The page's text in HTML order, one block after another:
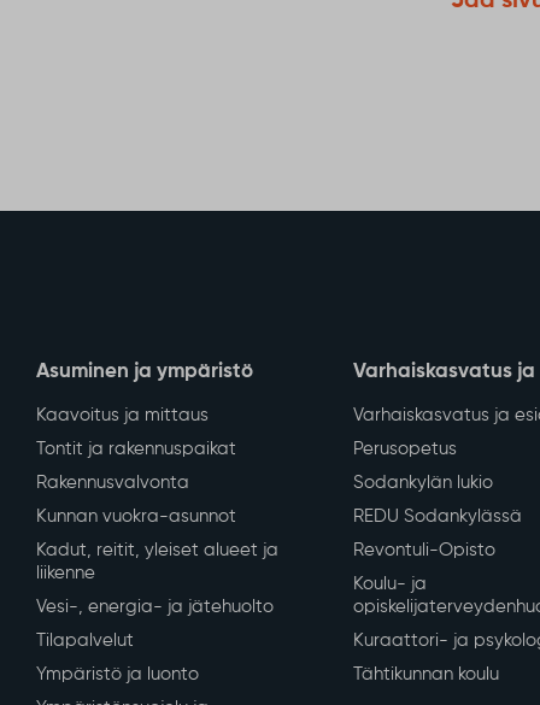
Asuminen ja ympäristö
Kaavoitus ja mittaus
Tontit ja rakennuspaikat
Rakennusvalvonta
Kunnan vuokra-asunnot
Kadut, reitit, yleiset alueet ja
liikenne
Vesi-, energia- ja jätehuolto
Tilapalvelut
Ympäristö ja luonto
Varhaiskasvatus ja
Varhaiskasvatus ja
Perusopetus
Sodankylän lukio
REDU Sodankylässä
Revontuli-Opisto
Koulu- ja
Kuraattori- ja
Tähtikunnan koulu